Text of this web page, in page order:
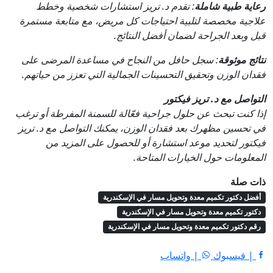
رعاية طبية شاملة: تقدم د. تريز استشارات شخصية وخطط
علاجية مخصصة لتلبية احتياجات كل مريض، مع متابعة مستمرة
قبل وبعد الجراحة لضمان أفضل النتائج.
نتائج موثوقة: سجل حافل من النجاح في مساعدة المرضى على
فقدان الوزن وتحقيق التحسينات الجمالية التي تعزز من حياتهم.
التواصل مع د. تريز فيكتور
إذا كنت تبحث عن حلول جراحية فعّالة للسمنة المفرطة أو ترغب
في تحسين مظهرك بعد فقدان الوزن، يمكنك التواصل مع د. تريز
فيكتور لتحديد موعد استشارة أو للحصول على المزيد من
المعلومات حول الخيارات المتاحة.
ذات صلة
أفضل دكتور تكميم معدة وتحويل مسار في الإسكندرية
دكتور تكميم معدة وتحويل مسار في الإسكندرية
رقم دكتور تكميم معدة وتحويل مسار في الإسكندرية
| فيسبوك | واتساب